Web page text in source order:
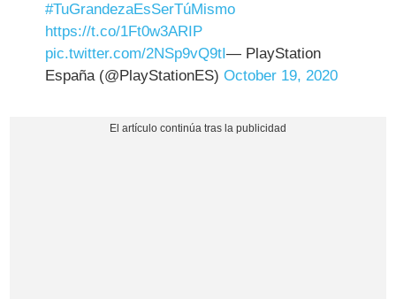
#TuGrandezaEsSerTúMismo
https://t.co/1Ft0w3ARIP
pic.twitter.com/2NSp9vQ9tI— PlayStation
España (@PlayStationES)October 19, 2020